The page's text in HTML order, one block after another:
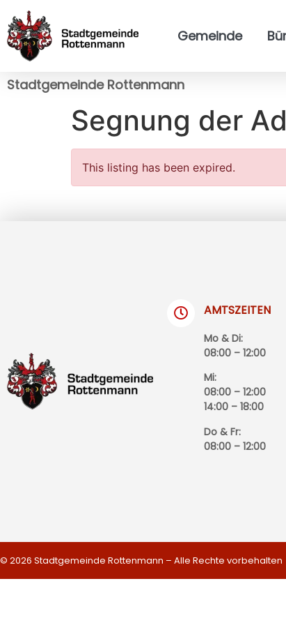
Gemeinde
Stadtgemeinde Rottenmann
Segnung der
This listing has been expired.
AMTSZEITEN
Mo & Di:
08:00 – 12:00
Mi:
08:00 – 12:00
14:00 – 18:00
Do & Fr:
08:00 – 12:00
© 2026 Stadtgemeinde Rottenmann – Alle Rechte vorbehalten